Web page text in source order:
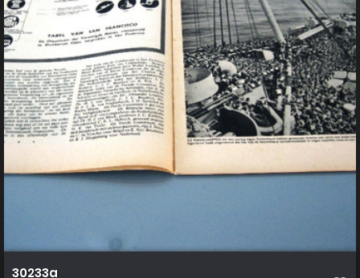
30233a